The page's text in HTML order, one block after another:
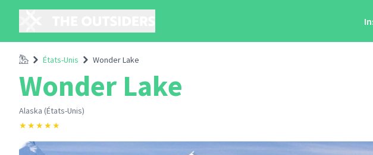
AccueilÉtats-Unis Wonder Lake
Wonder Lake
Alaska (États-Unis)
★★★★★